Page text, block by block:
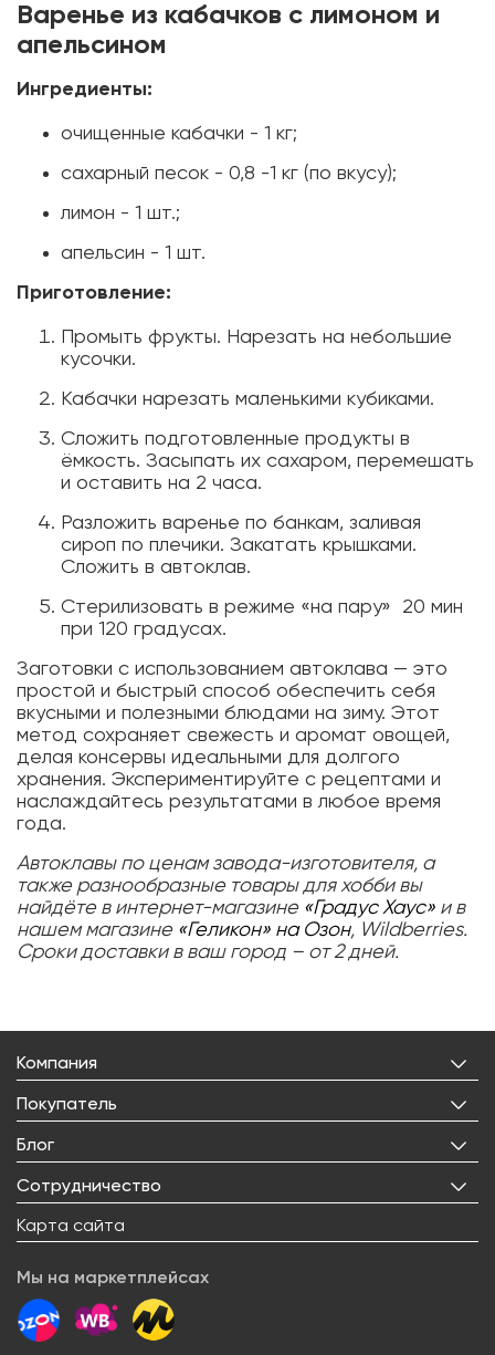
Варенье из кабачков с лимоном и
апельсином
Ингредиенты:
очищенные кабачки - 1 кг;
сахарный песок - 0,8 -1 кг (по вкусу);
лимон - 1 шт.;
апельсин - 1 шт.
Приготовление:
Промыть фрукты. Нарезать на небольшие
кусочки.
Кабачки нарезать маленькими кубиками.
Сложить подготовленные продукты в
ёмкость. Засыпать их сахаром, перемешать
и оставить на 2 часа.
Разложить варенье по банкам, заливая
сироп по плечики. Закатать крышками.
Сложить в автоклав.
Стерилизовать в режиме «на пару» 20 мин
при 120 градусах.
Заготовки с использованием автоклава — это
простой и быстрый способ обеспечить себя
вкусными и полезными блюдами на зиму. Этот
метод сохраняет свежесть и аромат овощей,
делая консервы идеальными для долгого
хранения. Экспериментируйте с рецептами и
наслаждайтесь результатами в любое время
года.
Автоклавы по ценам завода-изготовителя, а
также разнообразные товары для хобби вы
найдёте в интернет-магазине «Градус Хаус» и в
нашем магазине «Геликон» на Озон, Wildberries.
Сроки доставки в ваш город – от 2 дней.
Компания
О нас
Лицензии
Реквизиты
Правовая информация
Контакты
Покупатель
Личный кабинет
Избранное
Доставка
Возврат товара
Сервисный центр
Как заказать
Блог
Все статьи
О товарах
Сотрудничество
Оптовым покупателям
Арендодателям
Блогерам
Карта сайта
Мы на маркетплейсах